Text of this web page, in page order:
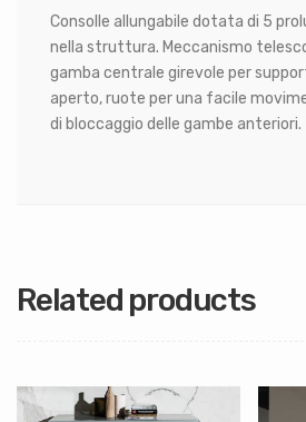
Consolle allungabile dotata di 5
nella struttura. Meccanismo
gamba centrale girevole per
aperto, ruote per una facile
di bloccaggio delle gambe anteriori.
Related products